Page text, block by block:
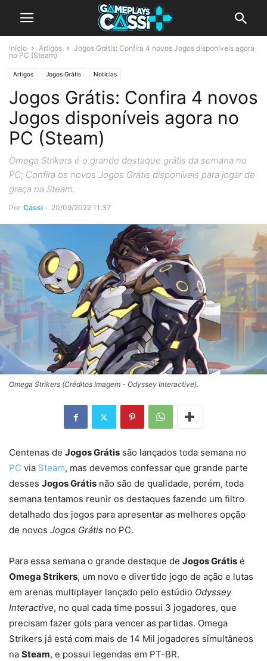
Início Artigos
Jogos Grátis: Confira 4 novos Jogos disponíveis agora
no PC (Steam)
Artigos Jogos Grátis Notícias
Jogos Grátis: Confira 4 novos
Jogos disponíveis agora no
PC (Steam)
Omega Strikers é o grande destaque grátis da semana no
PC; Confira os novos Jogos Grátis disponíveis para jogar de
graça na Steam.
Por Cassi - 20/09/2022 11:37
Omega Strikers (Créditos Imagem - Odyssey Interactive).
Centenas de Jogos Grátis são lançados toda semana no
PC via Steam, mas devemos confessar que grande parte
desses Jogos Grátis não são de qualidade, porém, toda
semana tentamos reunir os destaques fazendo um filtro
detalhado dos jogos para apresentar as melhores opção
de novos Jogos Grátis no PC.
Para essa semana o grande destaque de Jogos Grátis é
Omega Strikers, um novo e divertido jogo de ação e lutas
em arenas multiplayer lançado pelo estúdio Odyssey
Interactive, no qual cada time possui 3 jogadores, que
precisam fazer gols para vencer as partidas. Omega
Strikers já está com mais de 14 Mil jogadores simultâneos
na Steam, e possui legendas em PT-BR.